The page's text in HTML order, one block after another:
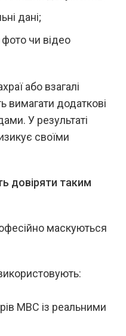
дані;
фото чи відео
або взагалі
вимагати додаткові
У результаті
своїми
довіряти таким
маскуються
МВС із реальними